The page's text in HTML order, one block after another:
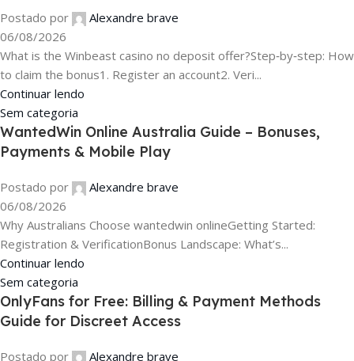
Postado por
Alexandre brave
06/08/2026
What is the Winbeast casino no deposit offer?Step‑by‑step: How
to claim the bonus1. Register an account2. Veri...
Continuar lendo
Sem categoria
WantedWin Online Australia Guide – Bonuses,
Payments & Mobile Play
Postado por
Alexandre brave
06/08/2026
Why Australians Choose wantedwin onlineGetting Started:
Registration & VerificationBonus Landscape: What’s...
Continuar lendo
Sem categoria
OnlyFans for Free: Billing & Payment Methods
Guide for Discreet Access
Postado por
Alexandre brave